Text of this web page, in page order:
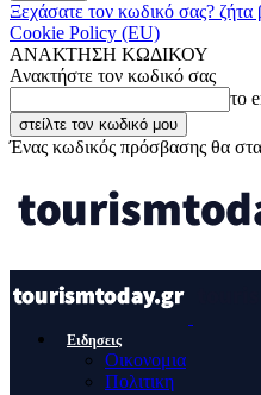
Ξεχάσατε τον κωδικό σας? ζήτα
Cookie Policy (EU)
ΑΝΑΚΤΗΣΗ ΚΩΔΙΚΟΥ
Ανακτήστε τον κωδικό σας
το
Ένας κωδικός πρόσβασης θα
Ειδησεις
Οικονομια
Πολιτικη